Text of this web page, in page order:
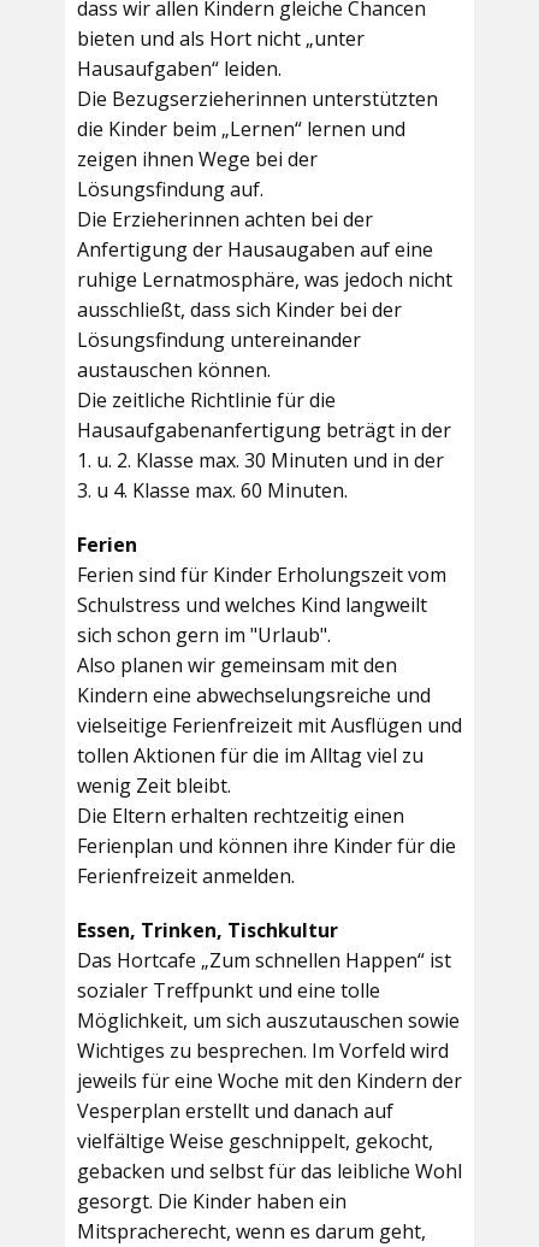
dass wir allen Kindern gleiche Chancen
bieten und als Hort nicht „unter
Hausaufgaben“ leiden.
Die Bezugserzieherinnen unterstützten
die Kinder beim „Lernen“ lernen und
zeigen ihnen Wege bei der
Lösungsfindung auf.
Die Erzieherinnen achten bei der
Anfertigung der Hausaugaben auf eine
ruhige Lernatmosphäre, was jedoch nicht
ausschließt, dass sich Kinder bei der
Lösungsfindung untereinander
austauschen können.
Die zeitliche Richtlinie für die
Hausaufgabenanfertigung beträgt in der
1. u. 2. Klasse max. 30 Minuten und in der
3. u 4. Klasse max. 60 Minuten.
Ferien
Ferien sind für Kinder Erholungszeit vom
Schulstress und welches Kind langweilt
sich schon gern im "Urlaub".
Also planen wir gemeinsam mit den
Kindern eine abwechselungsreiche und
vielseitige Ferienfreizeit mit Ausflügen und
tollen Aktionen für die im Alltag viel zu
wenig Zeit bleibt.
Die Eltern erhalten rechtzeitig einen
Ferienplan und können ihre Kinder für die
Ferienfreizeit anmelden.
Essen, Trinken, Tischkultur
Das Hortcafe „Zum schnellen Happen“ ist
sozialer Treffpunkt und eine tolle
Möglichkeit, um sich auszutauschen sowie
Wichtiges zu besprechen. Im Vorfeld wird
jeweils für eine Woche mit den Kindern der
Vesperplan erstellt und danach auf
vielfältige Weise geschnippelt, gekocht,
gebacken und selbst für das leibliche Wohl
gesorgt. Die Kinder haben ein
Mitspracherecht, wenn es darum geht,